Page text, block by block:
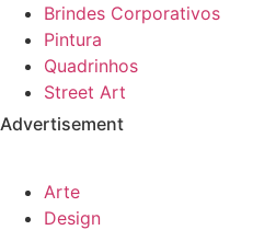
Brindes Corporativos
Pintura
Quadrinhos
Street Art
Advertisement
Arte
Design